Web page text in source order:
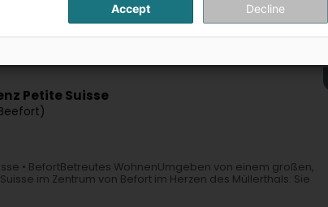
- Private Senior Häusliche Pflege Club activ plus
Petite Suisse
• BefortBetreutes WohnenUmgeben von einem großen,
im Zentrum von Befort im Herzen des Müllerthals. Sie
Accept Decline